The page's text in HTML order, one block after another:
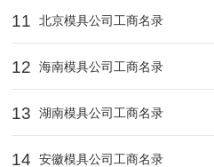
11 北京模具公司工商名录
12 海南模具公司工商名录
13 湖南模具公司工商名录
14 安徽模具公司工商名录